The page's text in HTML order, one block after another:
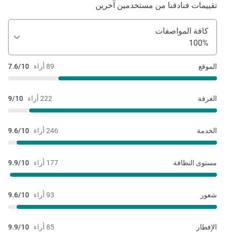
تقييمات فنادقنا من مستخدمين آخرين
كافة المواصفات
100%
89 أراء 7.6/10 الموقع
222 أراء 9/10 الغرفة
246 أراء 9.6/10 الخدمة
177 أراء 9.9/10 مستوى النظافة
93 أراء 9.6/10 شعور
85 أراء 9.9/10 الإفطار